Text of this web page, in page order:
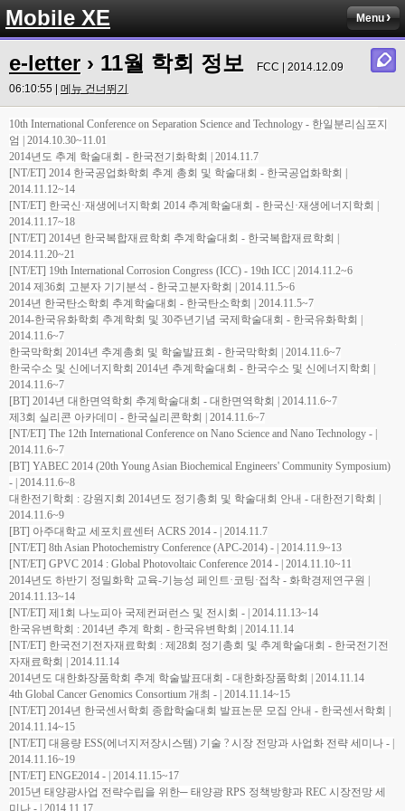
Mobile XE Menu
e-letter› 11월 학회 정보
FCC | 2014.12.09
06:10:55 | 메뉴 건너뛰기
10th International Conference on Separation Science and Technology - 한일분리심포지
엄 | 2014.10.30~11.01
2014년도 추계 학술대회 - 한국전기화학회 | 2014.11.7
[NT/ET] 2014 한국공업화학회 추계 총회 및 학술대회 - 한국공업화학회 |
2014.11.12~14
[NT/ET] 한국신·재생에너지학회 2014 추계학술대회 - 한국신·재생에너지학회 |
2014.11.17~18
[NT/ET] 2014년 한국복합재료학회 추계학술대회 - 한국복합재료학회 |
2014.11.20~21
[NT/ET] 19th International Corrosion Congress (ICC) - 19th ICC | 2014.11.2~6
2014 제36회 고분자 기기분석 - 한국고분자학회 | 2014.11.5~6
2014년 한국탄소학회 추계학술대회 - 한국탄소학회 | 2014.11.5~7
2014-한국유화학회 추계학회 및 30주년기념 국제학술대회 - 한국유화학회 |
2014.11.6~7
한국막학회 2014년 추계총회 및 학술발표회 - 한국막학회 | 2014.11.6~7
한국수소 및 신에너지학회 2014년 추계학술대회 - 한국수소 및 신에너지학회 |
2014.11.6~7
[BT] 2014년 대한면역학회 추계학술대회 - 대한면역학회 | 2014.11.6~7
제3회 실리콘 아카데미 - 한국실리콘학회 | 2014.11.6~7
[NT/ET] The 12th International Conference on Nano Science and Nano Technology - |
2014.11.6~7
[BT] YABEC 2014 (20th Young Asian Biochemical Engineers' Community Symposium)
- | 2014.11.6~8
대한전기학회 : 강원지회 2014년도 정기총회 및 학술대회 안내 - 대한전기학회 |
2014.11.6~9
[BT] 아주대학교 세포치료센터 ACRS 2014 - | 2014.11.7
[NT/ET] 8th Asian Photochemistry Conference (APC-2014) - | 2014.11.9~13
[NT/ET] GPVC 2014 : Global Photovoltaic Conference 2014 - | 2014.11.10~11
2014년도 하반기 정밀화학 교육-기능성 페인트·코팅·접착 - 화학경제연구원 |
2014.11.13~14
[NT/ET] 제1회 나노피아 국제컨퍼런스 및 전시회 - | 2014.11.13~14
한국유변학회 : 2014년 추계 학회 - 한국유변학회 | 2014.11.14
[NT/ET] 한국전기전자재료학회 : 제28회 정기총회 및 추계학술대회 - 한국전기전
자재료학회 | 2014.11.14
2014년도 대한화장품학회 추계 학술발표대회 - 대한화장품학회 | 2014.11.14
4th Global Cancer Genomics Consortium 개최 - | 2014.11.14~15
[NT/ET] 2014년 한국센서학회 종합학술대회 발표논문 모집 안내 - 한국센서학회 |
2014.11.14~15
[NT/ET] 대용량 ESS(에너지저장시스템) 기술 ? 시장 전망과 사업화 전략 세미나 - |
2014.11.16~19
[NT/ET] ENGE2014 - | 2014.11.15~17
2015년 태양광사업 전략수립을 위한─ 태양광 RPS 정책방향과 REC 시장전망 세
미나 - | 2014.11.17